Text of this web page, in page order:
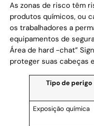
As zonas de risco têm
produtos químicos, ou
os trabalhadores a
equipamentos de
Área de hard -chat”
proteger suas cabeças
Tipo de perigo
Exposição química